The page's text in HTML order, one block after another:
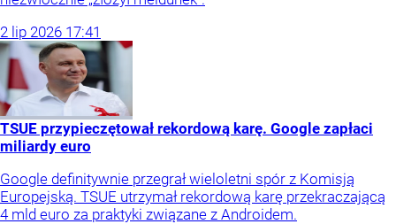
2 lip 2026 17:41
TSUE przypieczętował rekordową karę. Google zapłaci
miliardy euro
Google definitywnie przegrał wieloletni spór z Komisją
Europejską. TSUE utrzymał rekordową karę przekraczającą
4 mld euro za praktyki związane z Androidem.